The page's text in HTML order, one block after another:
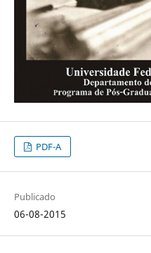
PDF-A
Publicado
06-08-2015